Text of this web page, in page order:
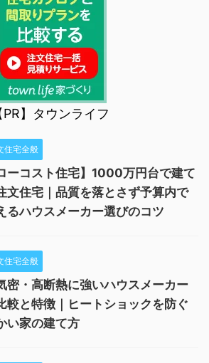
PR】タウンライフ
住宅全般
ーコスト住宅】1000万円台で建て
文住宅｜品質を落とさず予算内で
るハウスメーカー選びのコツ
住宅全般
密・高断熱に強いハウスメーカー
較と特徴｜ヒートショックを防ぐ
い家の建て方